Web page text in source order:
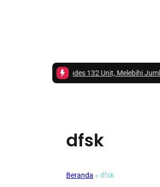
ONE Ludes 132 Unit, Melebihi Jumlah Alokasi
dfsk
Beranda »dfsk